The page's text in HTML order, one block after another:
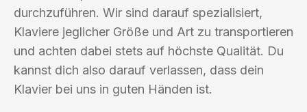
durchzuführen. Wir sind darauf spezialisiert,
Klaviere jeglicher Größe und Art zu transportieren
und achten dabei stets auf höchste Qualität. Du
kannst dich also darauf verlassen, dass dein
Klavier bei uns in guten Händen ist.